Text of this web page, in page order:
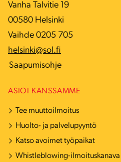
Vanha Talvitie 19
00580 Helsinki
Vaihde 0205 705
helsinki@sol.fi
Saapumisohje
ASIOI KANSSAMME
Tee muuttoilmoitus
Huolto- ja palvelupyyntö
Katso avoimet työpaikat
Whistleblowing-ilmoituskanava